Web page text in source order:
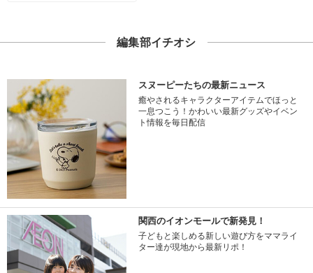
編集部イチオシ
スヌーピーたちの最新ニュース
癒やされるキャラクターアイテムでほっと
一息つこう！かわいい最新グッズやイベン
ト情報を毎日配信
関西のイオンモールで新発見！
子どもと楽しめる新しい遊び方をママライ
ター達が現地から最新リポ！